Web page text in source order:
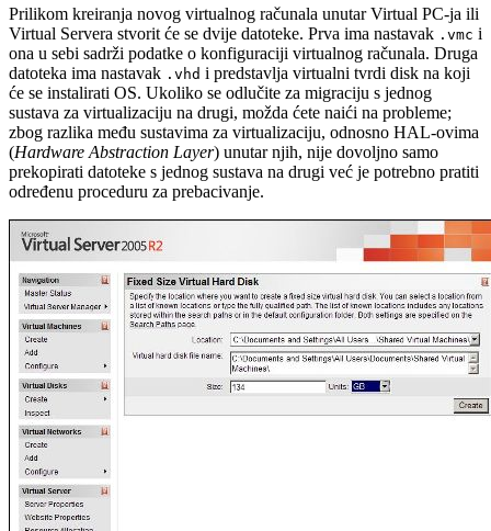
Prilikom kreiranja novog virtualnog računala unutar Virtual PC-ja ili
Virtual Servera stvorit će se dvije datoteke. Prva ima nastavak .vmc i
ona u sebi sadrži podatke o konfiguraciji virtualnog računala. Druga
datoteka ima nastavak .vhd i predstavlja virtualni tvrdi disk na koji
će se instalirati OS. Ukoliko se odlučite za migraciju s jednog
sustava za virtualizaciju na drugi, možda ćete naići na probleme;
zbog razlika među sustavima za virtualizaciju, odnosno HAL-ovima
(Hardware Abstraction Layer) unutar njih, nije dovoljno samo
prekopirati datoteke s jednog sustava na drugi već je potrebno pratiti
određenu proceduru za prebacivanje.